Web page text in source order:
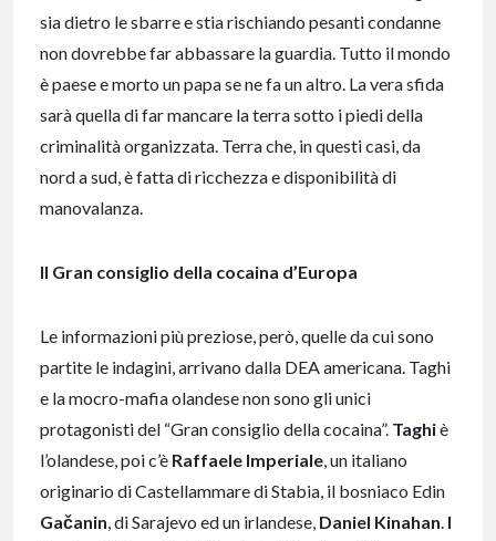
sia dietro le sbarre e stia rischiando pesanti condanne
non dovrebbe far abbassare la guardia. Tutto il mondo
è paese e morto un papa se ne fa un altro. La vera sfida
sarà quella di far mancare la terra sotto i piedi della
criminalità organizzata. Terra che, in questi casi, da
nord a sud, è fatta di ricchezza e disponibilità di
manovalanza.
Il Gran consiglio della cocaina d’Europa
Le informazioni più preziose, però, quelle da cui sono
partite le indagini, arrivano dalla DEA americana. Taghi
e la mocro-mafia olandese non sono gli unici
protagonisti del “Gran consiglio della cocaina”. Taghiè
l’olandese, poi c’è Raffaele Imperiale, un italiano
originario di Castellammare di Stabia, il bosniaco Edin
Gačanin, di Sarajevo ed un irlandese, Daniel Kinahan. I